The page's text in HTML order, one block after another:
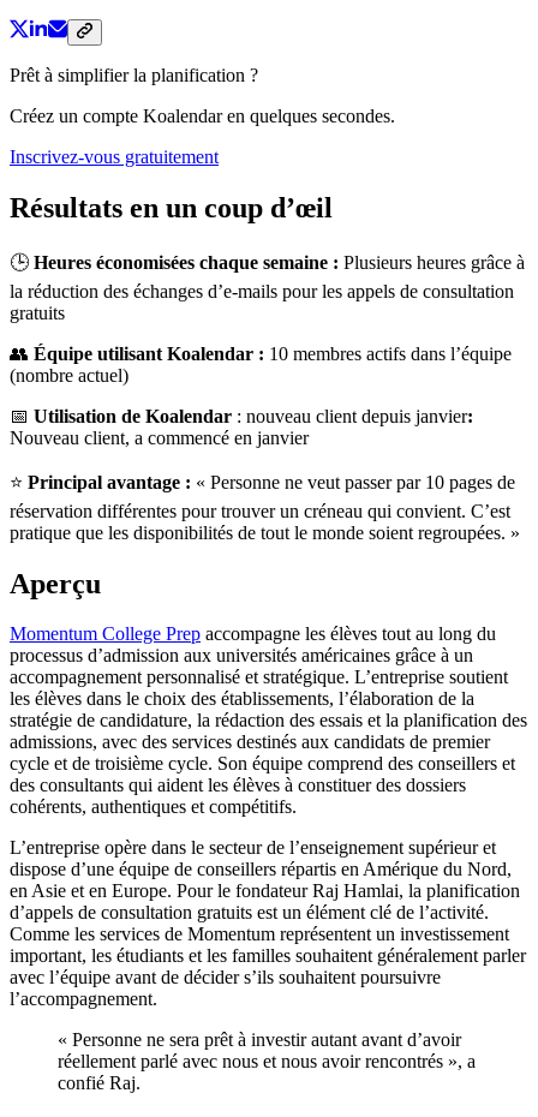
Prêt à simplifier la planification ?
Créez un compte Koalendar en quelques secondes.
Inscrivez-vous gratuitement
Résultats en un coup d’œil
🕒 Heures économisées chaque semaine : Plusieurs heures grâce à
la réduction des échanges d’e-mails pour les appels de consultation
gratuits
👥 Équipe utilisant Koalendar : 10 membres actifs dans l’équipe
(nombre actuel)
📅 Utilisation de Koalendar : nouveau client depuis janvier:
Nouveau client, a commencé en janvier
⭐ Principal avantage : « Personne ne veut passer par 10 pages de
réservation différentes pour trouver un créneau qui convient. C’est
pratique que les disponibilités de tout le monde soient regroupées. »
Aperçu
Momentum College Prep accompagne les élèves tout au long du
processus d’admission aux universités américaines grâce à un
accompagnement personnalisé et stratégique. L’entreprise soutient
les élèves dans le choix des établissements, l’élaboration de la
stratégie de candidature, la rédaction des essais et la planification des
admissions, avec des services destinés aux candidats de premier
cycle et de troisième cycle. Son équipe comprend des conseillers et
des consultants qui aident les élèves à constituer des dossiers
cohérents, authentiques et compétitifs.
L’entreprise opère dans le secteur de l’enseignement supérieur et
dispose d’une équipe de conseillers répartis en Amérique du Nord,
en Asie et en Europe. Pour le fondateur Raj Hamlai, la planification
d’appels de consultation gratuits est un élément clé de l’activité.
Comme les services de Momentum représentent un investissement
important, les étudiants et les familles souhaitent généralement parler
avec l’équipe avant de décider s’ils souhaitent poursuivre
l’accompagnement.
« Personne ne sera prêt à investir autant avant d’avoir
réellement parlé avec nous et nous avoir rencontrés », a
confié Raj.